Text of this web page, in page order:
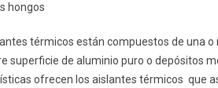
hongos
térmicos están compuestos de una
superficie de aluminio puro o depósitos
ofrecen los aislantes térmicos que